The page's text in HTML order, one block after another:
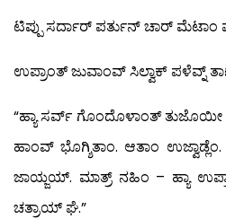
ಟಿಪ್ಪು ಸರ್ದಾರ್ ಪರ್ತುನ್ ಚಾರ್ ಮೆಟಾಂ
ಉಪ್ರಾಂತ್ ಜುವಾಂವ್ ಸಿಲ್ವಾಕ್ ಪಳೆವ್ನ್
“ಹ್ಯಾ ಸರ್ವ್ ಗೊಂದೊಳಾಂತ್ ತುಜೊಯೀ
ಹಾಂವ್ ಭೊಗ್ಶಿತಾಂ. ಆತಾಂ
ಜಾಯ್ಜಯ್. ಮಾತ್ರ್ ನಹಿಂ – ಹ್ಯಾ
ಚತ್ರಾಯ್ ಘೆ.”